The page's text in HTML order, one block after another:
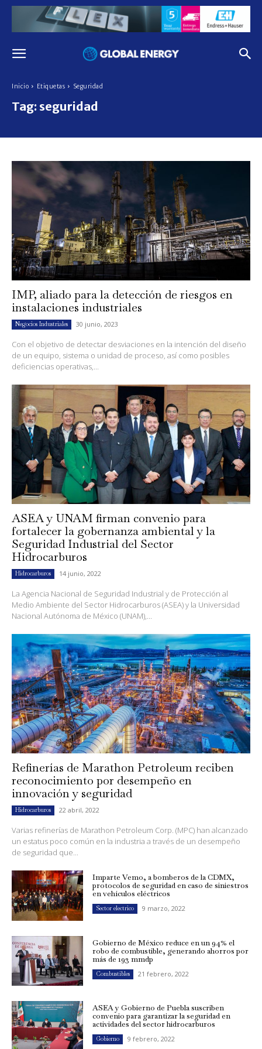
Inicio Etiquetas Seguridad
Tag: seguridad
IMP, aliado para la detección de riesgos en
instalaciones industriales
Negocios Industriales 30 junio, 2023
Con el objetivo de detectar desviaciones en la intención del diseño
de un equipo, sistema o unidad de proceso, así como posibles
deficiencias operativas,...
ASEA y UNAM firman convenio para
fortalecer la gobernanza ambiental y la
Seguridad Industrial del Sector
Hidrocarburos
Hidrocarburos 14 junio, 2022
La Agencia Nacional de Seguridad Industrial y de Protección al
Medio Ambiente del Sector Hidrocarburos (ASEA) y la Universidad
Nacional Autónoma de México (UNAM),...
Refinerías de Marathon Petroleum reciben
reconocimiento por desempeño en
innovación y seguridad
Hidrocarburos 22 abril, 2022
Varias refinerías de Marathon Petroleum Corp. (MPC) han alcanzado
un estatus poco común en la industria a través de un desempeño
de seguridad que...
Imparte Vemo, a bomberos de la CDMX,
protocolos de seguridad en caso de siniestros
en vehículos eléctricos
Sector electrico 9 marzo, 2022
Gobierno de México reduce en un 94% el
robo de combustible, generando ahorros por
más de 193 mmdp
Combustibles 21 febrero, 2022
ASEA y Gobierno de Puebla suscriben
convenio para garantizar la seguridad en
actividades del sector hidrocarburos
Gobierno 9 febrero, 2022